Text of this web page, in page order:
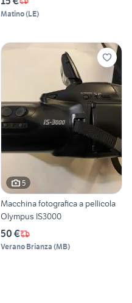
Matino(LE)
5
Macchina fotografica a pellicola
Olympus IS3000
50 €
Verano Brianza (MB)